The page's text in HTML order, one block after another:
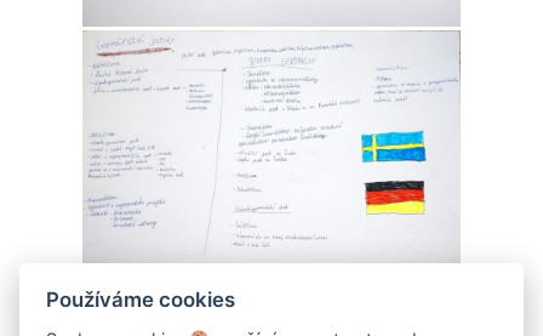
Používáme cookies